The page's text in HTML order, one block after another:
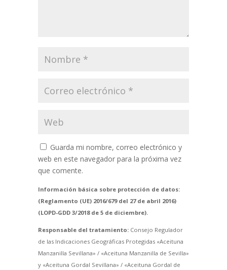
Guarda mi nombre, correo electrónico y
web en este navegador para la próxima vez
que comente.
Información básica sobre protección de datos:
(Reglamento (UE) 2016/679 del 27 de abril 2016)
(LOPD-GDD 3/2018 de 5 de diciembre).
Responsable del tratamiento:Consejo Regulador
de las Indicaciones Geográficas Protegidas «Aceituna
Manzanilla Sevillana» / «Aceituna Manzanilla de Sevilla»
y «Aceituna Gordal Sevillana» / «Aceituna Gordal de